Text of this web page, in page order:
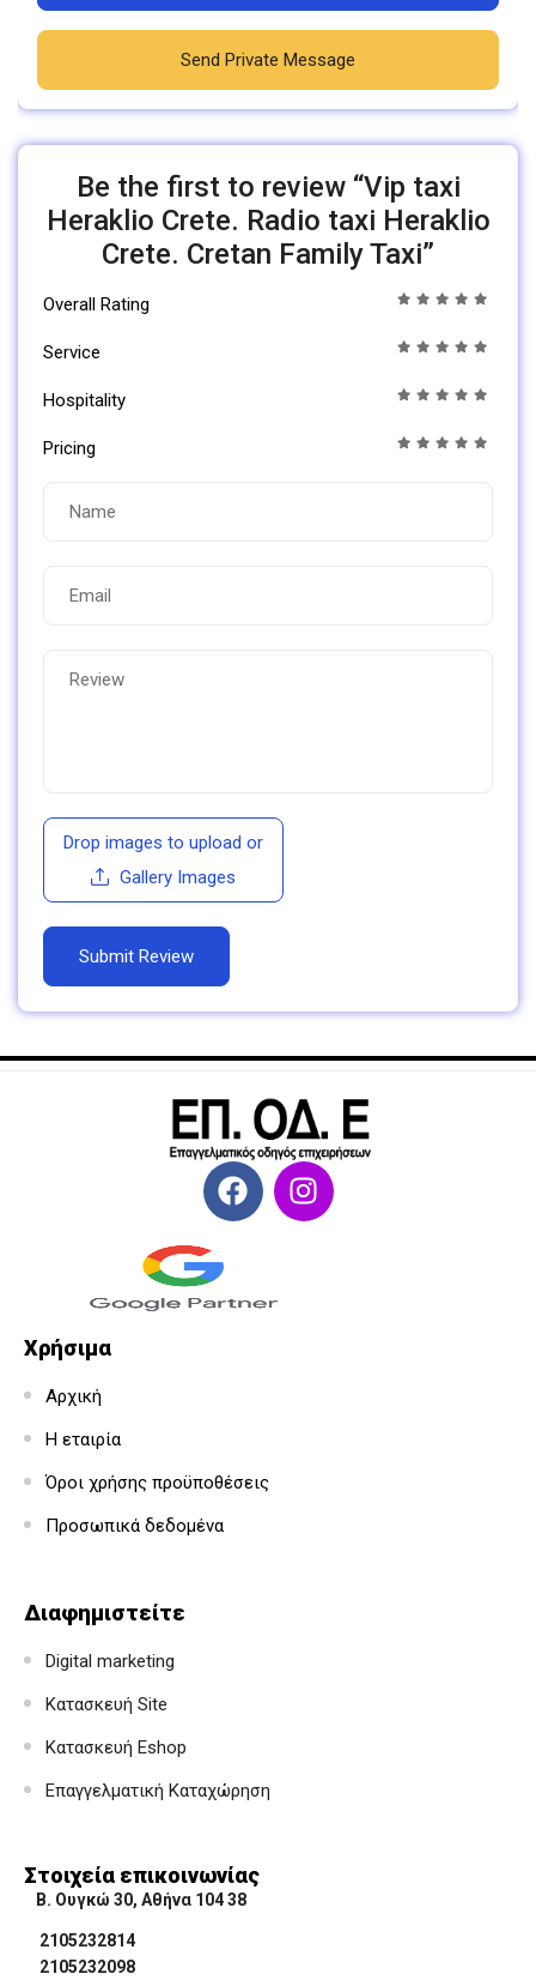
Send Private Message
Be the first to review “Vip taxi
Heraklio Crete. Radio taxi Heraklio
Crete. Cretan Family Taxi”
Overall Rating
Service
Hospitality
Pricing
Drop images to upload or
Gallery Images
Χρήσιμα
Αρχική
Η εταιρία
Όροι χρήσης προϋποθέσεις
Προσωπικά δεδομένα
Διαφημιστείτε
Digital marketing
Κατασκευή Site
Κατασκευή Eshop
Επαγγελματική Καταχώρηση
Στοιχεία επικοινωνίας
Β. Ουγκώ 30, Αθήνα 104 38
2105232814
2105232098